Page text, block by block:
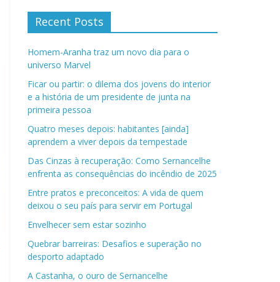
Recent Posts
Homem-Aranha traz um novo dia para o
universo Marvel
Ficar ou partir: o dilema dos jovens do interior
e a história de um presidente de junta na
primeira pessoa
Quatro meses depois: habitantes [ainda]
aprendem a viver depois da tempestade
Das Cinzas à recuperação: Como Sernancelhe
enfrenta as consequências do incêndio de 2025
Entre pratos e preconceitos: A vida de quem
deixou o seu país para servir em Portugal
Envelhecer sem estar sozinho
Quebrar barreiras: Desafios e superação no
desporto adaptado
A Castanha, o ouro de Sernancelhe